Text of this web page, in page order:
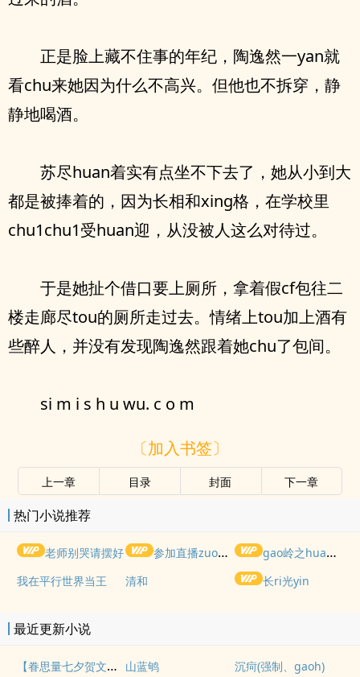
正是脸上藏不住事的年纪，陶逸然一yan就
看chu来她因为什么不高兴。但他也不拆穿，静
静地喝酒。
苏尽huan着实有点坐不下去了，她从小到大
都是被捧着的，因为长相和xing格，在学校里
chu1chu1受huan迎，从没被人这么对待过。
于是她扯个借口要上厕所，拿着假cf包往二
楼走廊尽tou的厕所走过去。情绪上tou加上酒有
些醉人，并没有发现陶逸然跟着她chu了包间。
si m i s h u wu. c o m
〔加入书签〕
上一章 目录 封面 下一章
热门小说推荐
老师别哭请摆好 参加直播zuoai综艺后我火了(NPH)
gao岭之hua被权贵lun了后
我在平行世界当王
清和 长ri光yin
最近更新小说
【眷思量七夕贺文】镜huashui月 山蓝鸲 沉疴(强制、gaoh)